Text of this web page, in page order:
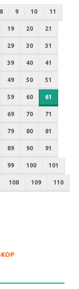
8 9 10 11
19 20 21
29 30 31
39 40 41
49 50 51
59 60 61
69 70 71
79 80 81
89 90 91
99 100 101
108 109 110